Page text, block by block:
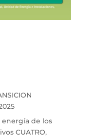
de los
CUATRO,